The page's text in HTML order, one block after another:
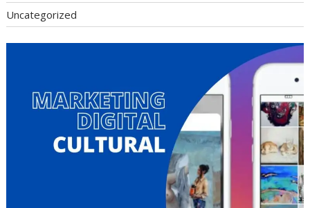
Uncategorized